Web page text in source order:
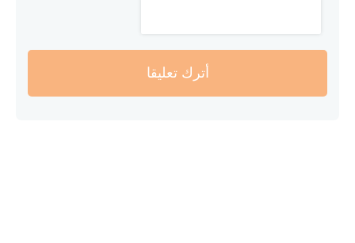
أترك تعليقا